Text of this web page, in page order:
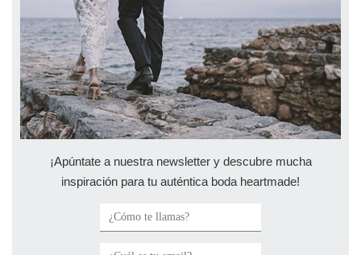
¡Apúntate a nuestra newsletter y descubre mucha
inspiración para tu auténtica boda heartmade!